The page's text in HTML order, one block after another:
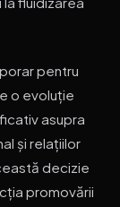
pentru
o evoluție
asupra
și relațiilor
decizie
promovării